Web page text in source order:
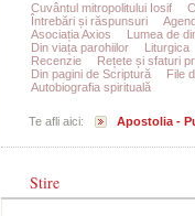
Cuvântul mitropolitului Iosif
Întrebări și răspunsuri
Asociația Axios
Lumea de
Din viața parohiilor
Liturgica
Recenzie
Rețete și sfaturi
Din pagini de Scriptură
File
Autobiografia spirituală
Te afli aici: Apostolia -
Stire